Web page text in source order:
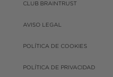
CLUB BRAINTRUST
AVISO LEGAL
POLÍTICA DE COOKIES
POLÍTICA DE PRIVACIDAD